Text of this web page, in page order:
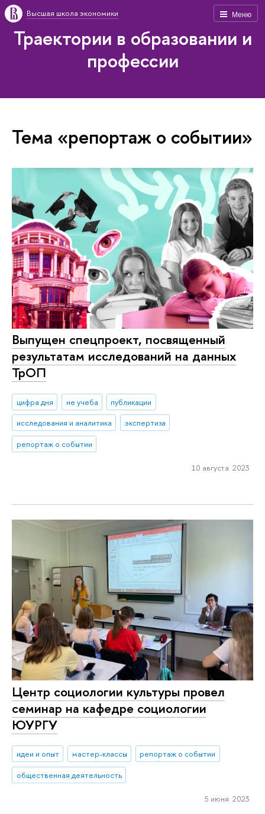
Меню
Высшая школа экономики
Траектории в образовании и
профессии
Тема «репортаж о событии»
Выпущен спецпроект, посвященный
результатам исследований на данных
ТрОП
цифра дня не учеба
публикации
исследования и аналитика
экспертиза
репортаж о событии
10 августа 2023
Центр социологии культуры провел
семинар на кафедре социологии
ЮУРГУ
идеи и опыт мастер-классы
репортаж о событии
общественная деятельность
5 июня 2023